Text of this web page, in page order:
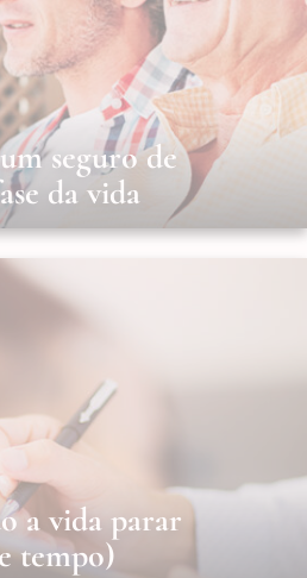
seguro de
da vida
a vida parar
tempo)